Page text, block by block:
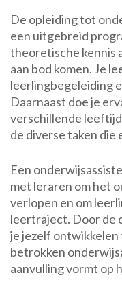
De opleiding tot
een uitgebreid
theoretische kennis
aan bod komen. Je
leerlingbegeleiding
Daarnaast doe je
verschillende
de diverse taken
Een
met leraren om het
verlopen en om
leertraject. Door de
je jezelf
betrokken
aanvulling vormt op